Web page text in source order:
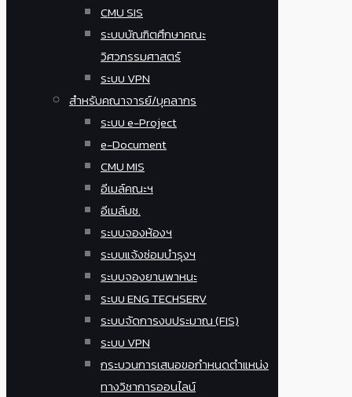
CMU SIS
ระบบบัณฑิตศึกษาคณะ
วิศวกรรมศาสตร์
ระบบ VPN
สำหรับคณาจารย์/บุคลากร
ระบบ e-Project
e-Document
CMU MIS
อีเมล์คณะฯ
อีเมล์มช.
ระบบจองห้องฯ
ระบบแจ้งซ่อมบำรุงฯ
ระบบจองยานพาหนะ
ระบบ ENG TECHSERV
ระบบจัดการงบประมาณ (FIS)
ระบบ VPN
กระบวนการเสนอขอกำหนดตำแหน่ง
ทางวิชาการออนไลน์